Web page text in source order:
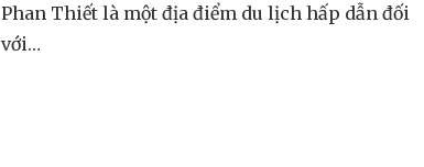
Phan Thiết là một địa điểm du lịch hấp dẫn đối
với…